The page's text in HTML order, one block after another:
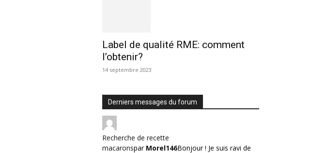
Label de qualité RME: comment
l’obtenir?
14 septembre 2023
Derniers messages du forum
Recherche de recette
macaronspar Morel146Bonjour ! Je suis ravi de